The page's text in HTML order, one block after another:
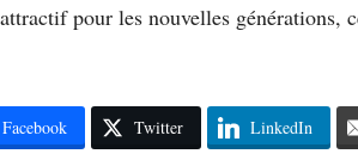
pour les nouvelles générations,
Facebook Twitter LinkedIn